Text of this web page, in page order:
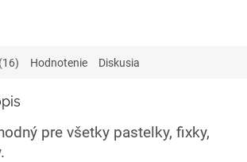
Hodnotenie Diskusia
pre všetky pastelky, fixky,